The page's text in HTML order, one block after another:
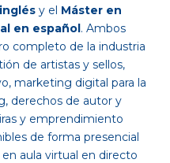
y el Máster en
en español. Ambos
completo de la industria
de artistas y sellos,
marketing digital para la
derechos de autor y
y emprendimiento
de forma presencial
aula virtual en directo